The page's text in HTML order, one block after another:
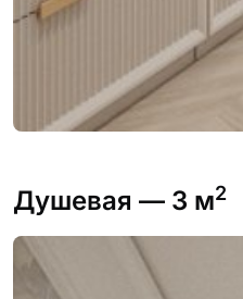
Душевая — 3 м2